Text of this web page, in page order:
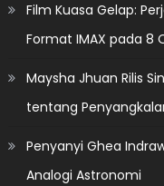
Film Kuasa Gelap:
Format IMAX pada 8
Maysha Jhuan Rilis
tentang
Penyanyi Ghea
Analogi Astronomi